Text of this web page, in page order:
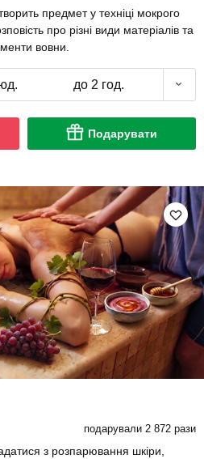
предмет у техніці мокрого
про різні види матеріалів та
вовни.
до 2 год.
Подарувати
подарували 2 872 рази
з розпарювання шкіри,